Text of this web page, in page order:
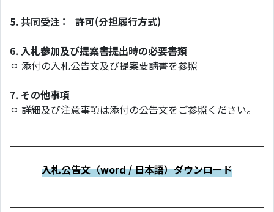
5. 共同受注 : 許可(分担履行方式)
6. 入札参加及び提案書提出時の必要書類
ㅇ 添付の入札公告文及び提案要請書を参照
7. その他事項
ㅇ 詳細及び注意事項は添付の公告文をご参照ください。
入札公告文（word / 日本語）ダウンロード